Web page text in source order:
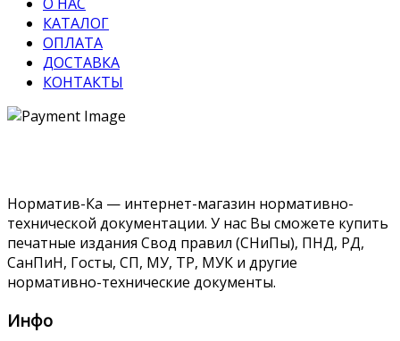
КАТАЛОГ
ОПЛАТА
ДОСТАВКА
КОНТАКТЫ
Норматив-Ка — интернет-магазин нормативно-
технической документации. У нас Вы сможете купить
печатные издания Свод правил (СНиПы), ПНД, РД,
СанПиН, Госты, СП, МУ, ТР, МУК и другие
нормативно-технические документы.
Инфо